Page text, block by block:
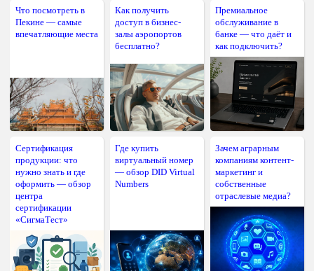
Что посмотреть в
Пекине — самые
впечатляющие места
Как получить
доступ в бизнес-
залы аэропортов
бесплатно?
Премиальное
обслуживание в
банке — что даёт и
как подключить?
Сертификация
продукции: что
нужно знать и где
оформить — обзор
центра
сертификации
«СигмаТест»
Где купить
виртуальный номер
— обзор DID Virtual
Numbers
Зачем аграрным
компаниям контент-
маркетинг и
собственные
отраслевые медиа?